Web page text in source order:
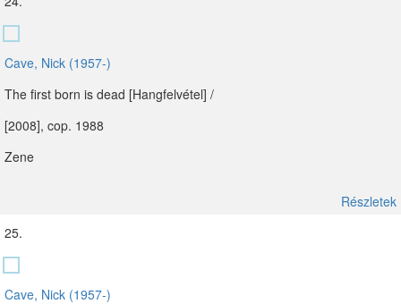
Cave, Nick (1957-)
The first born is dead [Hangfelvétel] /
[2008], cop. 1988
Zene
Részletek
25.
Cave, Nick (1957-)